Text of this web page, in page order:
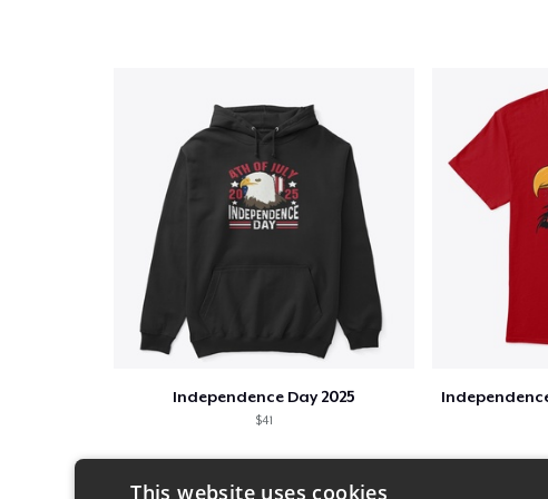
Independence Day 2025
$41
This website uses cookies